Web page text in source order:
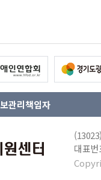
관리책임자
대표